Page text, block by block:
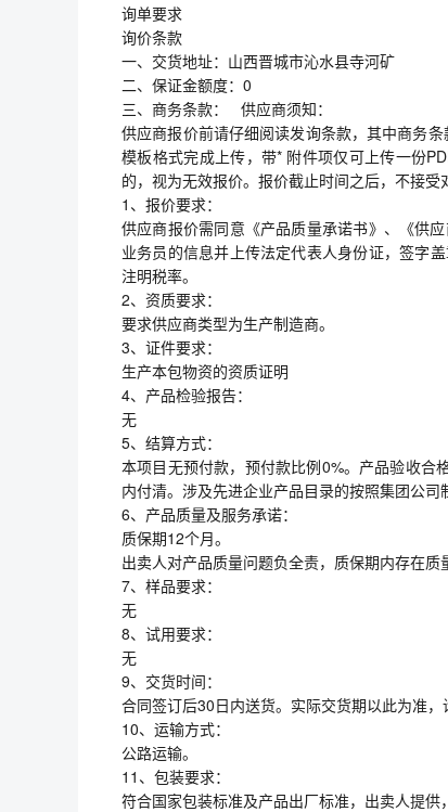
询单要求
询价条款
一、交货地址：山西晋城市沁水县寺河矿
二、保证金额度：0
三、商务条款： 供应商须知：
供应商报价前请仔细阅读发询条款，其中商务
模板格式完成上传，带* 附件项仅可上传一份
的，视为无效报价。报价截止时间之后，不接受
1、报价要求：
供应商报价需同意《产品质量承诺书》、《供
业务员的信息并上传法定代表人身份证，签字
注明税率。
2、资质要求：
要求供应商类型为生产制造商。
3、证件要求：
生产本包物资的资质证明
4、产品检验报告：
无
5、结算方式：
本项目无预付款，预付款比例0%。产品验收合
内付清。涉及先进企业产品目录的按照集团公司
6、产品质量及服务承诺：
质保期12个月。
出卖人对产品质量问题负全责，质保期内存在质
7、样品要求：
无
8、试用要求：
无
9、交货时间：
合同签订后30日内送货。实际交货期以此为准，
10、运输方式：
公路运输。
11、包装要求：
符合国家包装标准及产品出厂标准，出卖人提供